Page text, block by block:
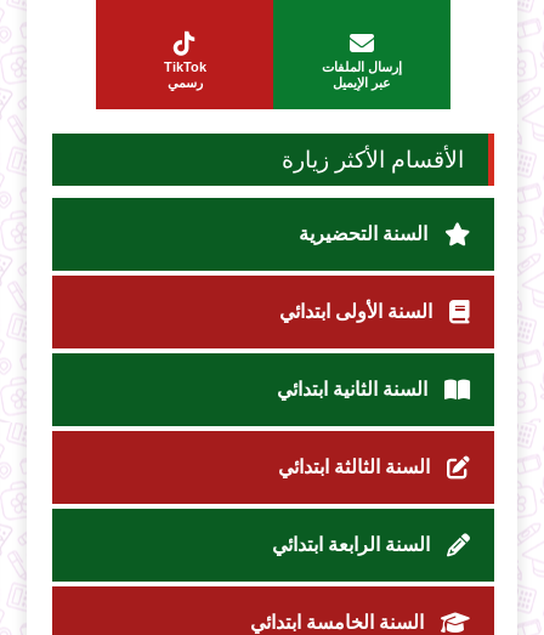
إرسال الملفات
عبر الإيميل
TikTok
رسمي
الأقسام الأكثر زيارة
السنة التحضيرية
السنة الأولى ابتدائي
السنة الثانية ابتدائي
السنة الثالثة ابتدائي
السنة الرابعة ابتدائي
السنة الخامسة ابتدائي